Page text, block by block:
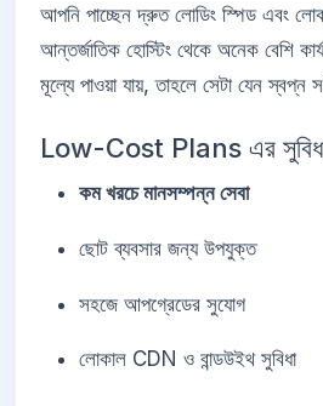
আপনি পাচ্ছেন দ্রুত লোডিং স্পিড এবং
আন্তর্জাতিক হোস্টিং থেকে অনেক বেশি
মূল্যে পাওয়া যায়, তাহলে সেটা যেন স্বপ্ন
Low-Cost Plans এর
কম খরচে মানসম্পন্ন সেবা
ছোট ব্যবসার জন্য উপযুক্ত
সহজে আপগ্রেডের সুযোগ
লোকাল CDN ও বান্ডউইথ সুবিধা